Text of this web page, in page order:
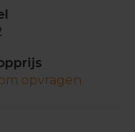
opvragen